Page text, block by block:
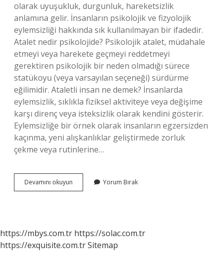
olarak uyuşukluk, durgunluk, hareketsizlik
anlamına gelir. İnsanların psikolojik ve fizyolojik
eylemsizliği hakkında sık kullanılmayan bir ifadedir.
Atalet nedir psikolojide? Psikolojik atalet, müdahale
etmeyi veya harekete geçmeyi reddetmeyi
gerektiren psikolojik bir neden olmadığı sürece
statükoyu (veya varsayılan seçeneği) sürdürme
eğilimidir. Ataletli insan ne demek? İnsanlarda
eylemsizlik, sıklıkla fiziksel aktiviteye veya değişime
karşı direnç veya isteksizlik olarak kendini gösterir.
Eylemsizliğe bir örnek olarak insanların egzersizden
kaçınma, yeni alışkanlıklar geliştirmede zorluk
çekme veya rutinlerine…
Devamını okuyun
Atmak
Yorum Bırak
https://mbys.com.tr https://solac.com.tr
https://exquisite.com.trSitemap